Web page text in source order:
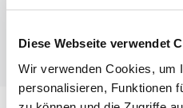
Diese Webseite verwendet
Wir verwenden Cookies, um
personalisieren, Funktionen